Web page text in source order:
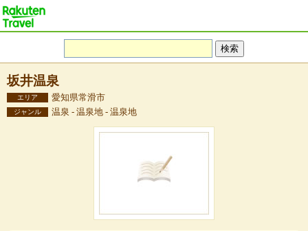
坂井温泉
エリア 愛知県常滑市
ジャンル 温泉 - 温泉地 - 温泉地